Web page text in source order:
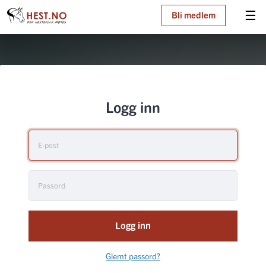
☰
Bli medlem
Logg inn
Logg inn
Glemt passord?